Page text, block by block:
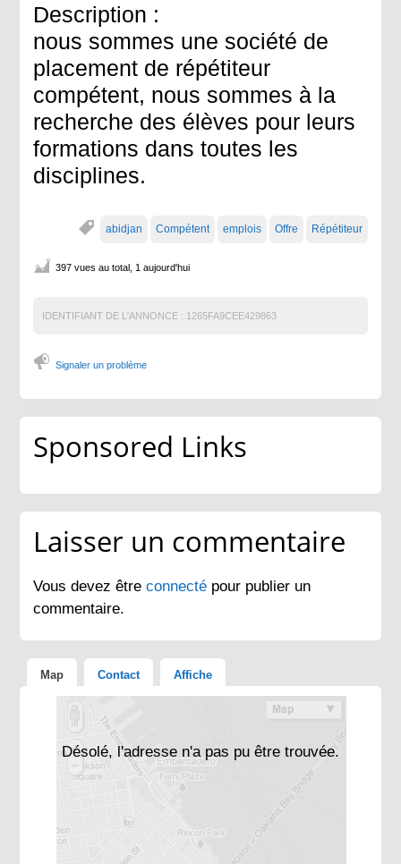
Description :
nous sommes une société de
placement de répétiteur
compétent, nous sommes à la
recherche des élèves pour leurs
formations dans toutes les
disciplines.
abidjan Compétent emplois Offre Répétiteur
397 vues au total, 1 aujourd'hui
IDENTIFIANT DE L'ANNONCE : 1265FA9CEE429863
Signaler un problème
Sponsored Links
Laisser un commentaire
Vous devez êtreconnecté pour publier un
commentaire.
Map Contact Affiche
Désolé, l'adresse n'a pas pu être trouvée.